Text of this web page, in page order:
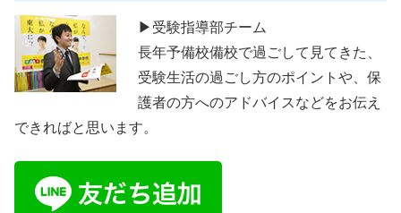
▶受験指導部チーム
長年予備校備校で過ごして見てきた、
受験生活の過ごし方のポイントや、保
護者の方へのアドバイスなどをお伝え
できればと思います。